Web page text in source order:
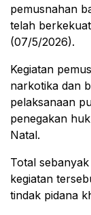
pemusnahan
telah
(07/5/2026).
Kegiatan
narkotika dan
pelaksanaan
penegakan
Natal.
Total
kegiatan
tindak pidana